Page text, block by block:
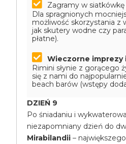
Zagramy w siatkówkę
Dla spragnionych
możliwość skorzystania z
jak skutery wodne czy
płatne).
Wieczorne imprezy
Rimini słynie z gorącego
się z nami do
beach barów (wstępy
DZIEŃ 9
Po śniadaniu i
niezapomniany dzień do
Mirabilandii–